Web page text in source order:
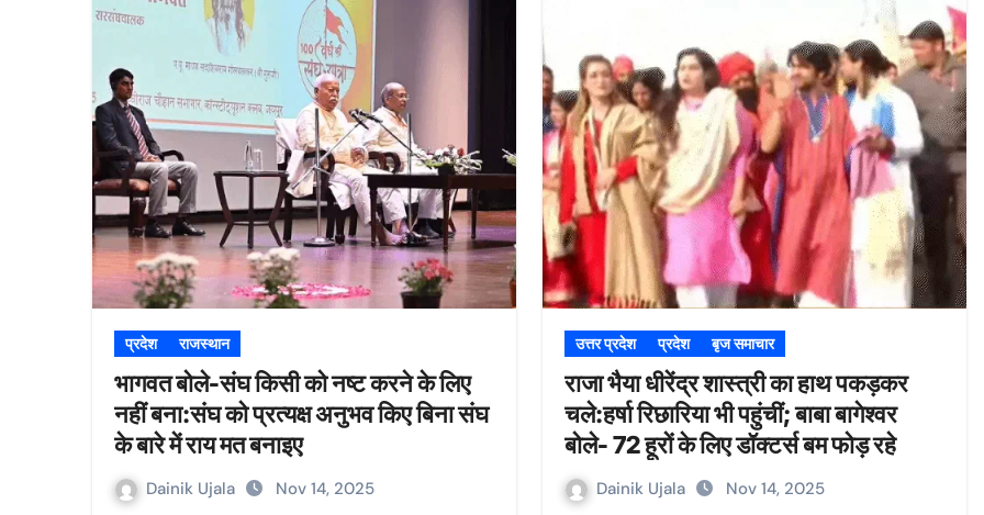
प्रदेश राजस्थान
भागवत बोले-संघ किसी को नष्ट करने के लिए
नहीं बना:संघ को प्रत्यक्ष अनुभव किए बिना संघ
के बारे में राय मत बनाइए
Dainik Ujala Nov 14, 2025
उत्तर प्रदेश प्रदेश बृज समाचार
राजा भैया धीरेंद्र शास्त्री का हाथ पकड़कर
चले:हर्षा रिछारिया भी पहुंचीं; बाबा बागेश्वर
बोले- 72 हूरों के लिए डॉक्टर्स बम फोड़ रहे
Dainik Ujala Nov 14, 2025